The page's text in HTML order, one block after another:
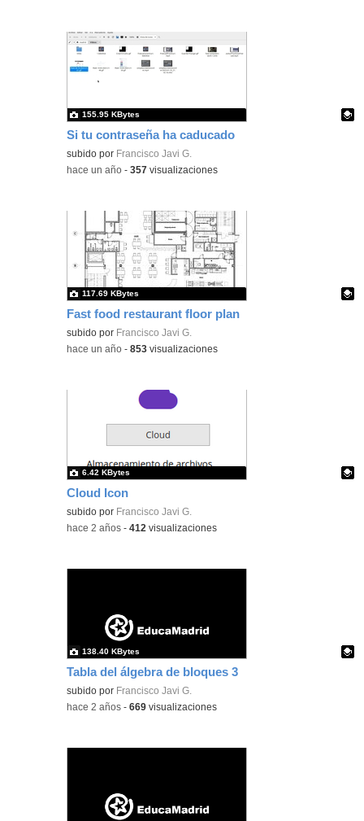
Si tu contraseña ha caducado
Contenido educativo.
subido por Francisco Javi G.
155.95 KBytes
-hace un año -357 visualizaciones
Fast food restaurant floor plan
Contenido educativo.
subido por Francisco Javi G.
117.69 KBytes
-hace un año -853 visualizaciones
Cloud Icon
Contenido educativo.
subido por Francisco Javi G.
6.42 KBytes
-hace 2 años -412 visualizaciones
Tabla del álgebra de bloques 3
Contenido educativo.
subido por Francisco Javi G.
138.40 KBytes
-hace 2 años -669 visualizaciones